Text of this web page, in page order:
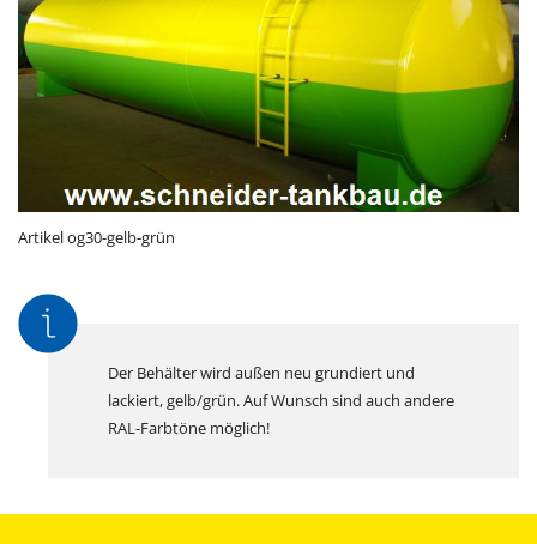
Artikel og30-gelb-grün
Der Behälter wird außen neu grundiert und
lackiert, gelb/grün. Auf Wunsch sind auch andere
RAL-Farbtöne möglich!